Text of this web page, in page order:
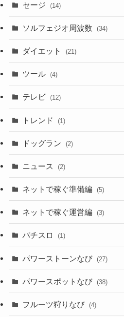
セージ (14)
ソルフェジオ周波数 (34)
ダイエット (21)
ツール (4)
テレビ (12)
トレンド (1)
ドッグラン (2)
ニュース (2)
ネットで稼ぐ準備編 (5)
ネットで稼ぐ運営編 (3)
パチスロ (1)
パワーストーンなび (27)
パワースポットなび (38)
フルーツ狩りなび (4)